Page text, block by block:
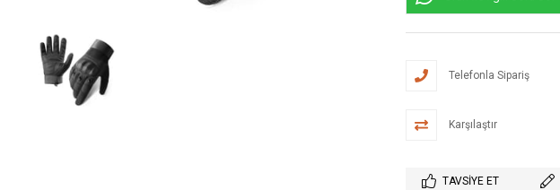
Telefonla Sipariş
Karşılaştır
TAVSIYE ET